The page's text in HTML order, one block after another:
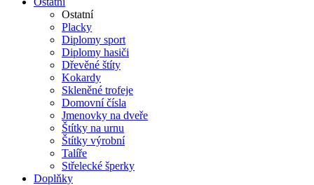
Ostatní
Placky
Diplomy sport
Diplomy hasiči
Dřevěné štíty
Kokardy
Skleněné trofeje
Domovní čísla
Jmenovky na dveře
Štítky na urnu
Štítky výrobní
Talíře
Střelecké šperky
Doplňky